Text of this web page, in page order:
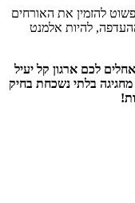
פשוט להזמין את האורחים
להיות אלמנט
לכם ארגון קל יעיל
בלתי נשכחת בחיק